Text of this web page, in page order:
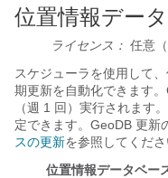
位置情報デー
ライセンス： 任意（
スケジューラを使用して
期更新を自動化できます
（週 1 回）実行されます
定できます。GeoDB 更新
スの更新を参照してくださ
位置情報データベー